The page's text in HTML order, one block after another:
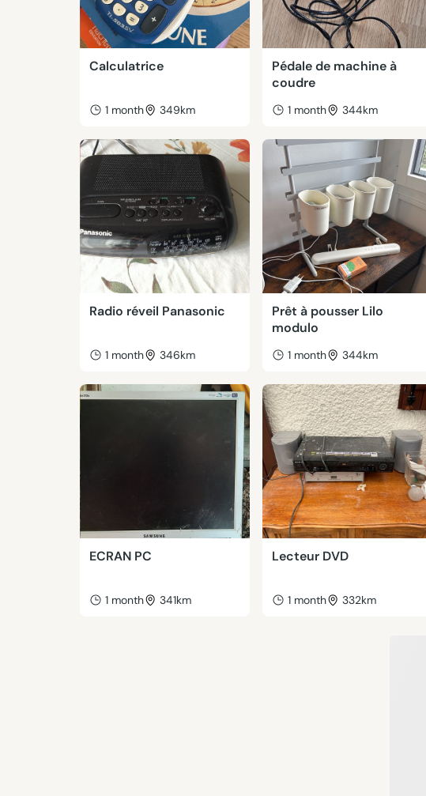
Calculatrice
1 month 349km
Pédale de machine à
coudre
1 month 344km
Radio réveil Panasonic
1 month 346km
Prêt à pousser Lilo
modulo
1 month 344km
ECRAN PC
1 month 341km
Lecteur DVD
1 month 332km